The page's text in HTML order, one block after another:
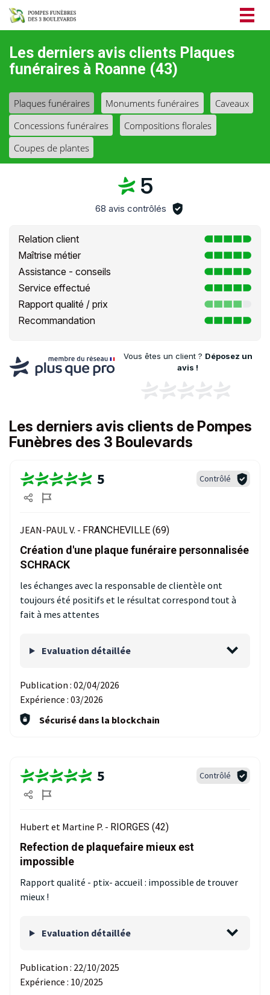
Les derniers avis clients Plaques
funéraires à Roanne (43)
Plaques funéraires Monuments funéraires
Caveaux
Concessions funéraires
Compositions florales
Coupes de plantes
5
68 avis contrôlés
Relation client
Maîtrise métier
Assistance - conseils
Service effectué
Rapport qualité / prix
Recommandation
Vous êtes un client ? Déposez un
avis !
Les derniers avis clients de Pompes
Funèbres des 3 Boulevards
5 Contrôlé
JEAN-PAUL V. - FRANCHEVILLE (69)
Création d'une plaque funéraire personnalisée
SCHRACK
les échanges avec la responsable de clientèle ont
toujours été positifs et le résultat correspond tout à
fait à mes attentes
Evaluation détaillée
Publication : 02/04/2026
Expérience : 03/2026
Sécurisé dans la blockchain
5 Contrôlé
Hubert et Martine P. - RIORGES (42)
Refection de plaquefaire mieux est
impossible
Rapport qualité - ptix- accueil : impossible de trouver
mieux !
Evaluation détaillée
Publication : 22/10/2025
Expérience : 10/2025